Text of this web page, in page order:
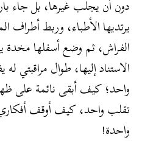
دون أن يجلب غيرها، بل جاء
يرتديها الأطباء، وربط أطراف
الفراش، ثم وضع أسفلها مخدة
الاستناد إليها، طوال
واحد؛ كيف أبقى نائمة على
تقلب واحد، كيف أوقف
واحدة!